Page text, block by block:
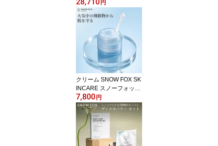
天限定 美髪リチュアル
プレミアムヘアケアセッ
ト 木製 スキンケア セラ
ム 温活 ヘアケア ヘッド
スパ マッサージ エイジ
ング ギフト スカルプ 頭
皮 マッサージ 美顔器 母
の日 ギフト 父の日 SNO
W FOX SKINCARE
円
クリーム SNOW FOX SK
INCARE スノーフォック
ス デイリー カバー ジェ
ルセラム 新発売 肌を保
護 スキンケア 花粉 大気
の飛散物 敏感肌 肌荒れ
かゆみ 保湿 ジェル スク
ワラン 乾燥 バリア機能
7,800 円